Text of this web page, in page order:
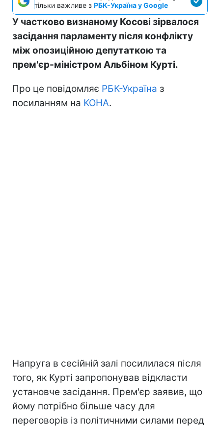
тільки важливе з РБК-Україна у Google
У частково визнаному Косові зірвалося
засідання парламенту після конфлікту
між опозиційною депутаткою та
прем'єр-міністром Альбіном Курті.
Про це повідомляє РБК-Україна з
посиланням на KOHA.
Напруга в сесійній залі посилилася після
того, як Курті запропонував відкласти
установче засідання. Прем'єр заявив, що
йому потрібно більше часу для
переговорів із політичними силами перед